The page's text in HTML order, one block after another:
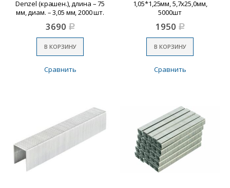
Denzel (крашен.), длина – 75
мм, диам. – 3,05 мм, 2000 шт.
3690 Р
В КОРЗИНУ
Сравнить
1,05*1,25мм, 5,7х25,0мм,
5000шт
1950 Р
В КОРЗИНУ
Сравнить